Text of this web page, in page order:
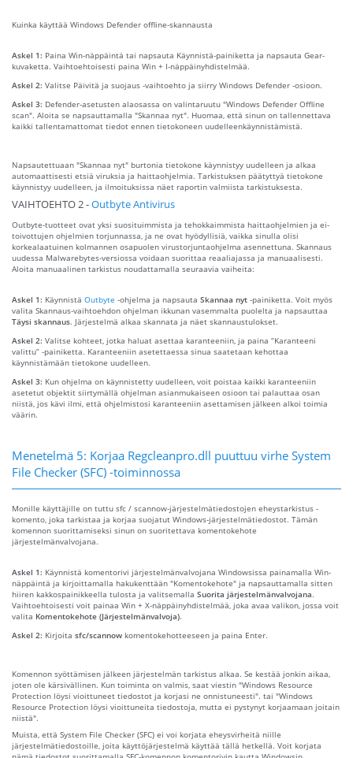
Kuinka käyttää Windows Defender offline-skannausta
Askel 1: Paina Win-näppäintä tai napsauta Käynnistä-painiketta ja napsauta Gear-
kuvaketta. Vaihtoehtoisesti paina Win + I-näppäinyhdistelmää.
Askel 2: Valitse Päivitä ja suojaus -vaihtoehto ja siirry Windows Defender -osioon.
Askel 3: Defender-asetusten alaosassa on valintaruutu "Windows Defender Offline
scan". Aloita se napsauttamalla "Skannaa nyt". Huomaa, että sinun on tallennettava
kaikki tallentamattomat tiedot ennen tietokoneen uudelleenkäynnistämistä.
Napsautettuaan "Skannaa nyt" burtonia tietokone käynnistyy uudelleen ja alkaa
automaattisesti etsiä viruksia ja haittaohjelmia. Tarkistuksen päätyttyä tietokone
käynnistyy uudelleen, ja ilmoituksissa näet raportin valmiista tarkistuksesta.
VAIHTOEHTO 2 -Outbyte Antivirus
Outbyte-tuotteet ovat yksi suosituimmista ja tehokkaimmista haittaohjelmien ja ei-
toivottujen ohjelmien torjunnassa, ja ne ovat hyödyllisiä, vaikka sinulla olisi
korkealaatuinen kolmannen osapuolen virustorjuntaohjelma asennettuna. Skannaus
uudessa Malwarebytes-versiossa voidaan suorittaa reaaliajassa ja manuaalisesti.
Aloita manuaalinen tarkistus noudattamalla seuraavia vaiheita:
Askel 1: Käynnistä Outbyte -ohjelma ja napsauta Skannaa nyt -painiketta. Voit myös
valita Skannaus-vaihtoehdon ohjelman ikkunan vasemmalta puolelta ja napsauttaa
Täysi skannaus. Järjestelmä alkaa skannata ja näet skannaustulokset.
Askel 2: Valitse kohteet, jotka haluat asettaa karanteeniin, ja paina “Karanteeni
valittu” -painiketta. Karanteeniin asetettaessa sinua saatetaan kehottaa
käynnistämään tietokone uudelleen.
Askel 3: Kun ohjelma on käynnistetty uudelleen, voit poistaa kaikki karanteeniin
asetetut objektit siirtymällä ohjelman asianmukaiseen osioon tai palauttaa osan
niistä, jos kävi ilmi, että ohjelmistosi karanteeniin asettamisen jälkeen alkoi toimia
väärin.
Menetelmä 5: Korjaa Regcleanpro.dll puuttuu virhe System
File Checker (SFC) -toiminnossa
Monille käyttäjille on tuttu sfc / scannow-järjestelmätiedostojen eheystarkistus -
komento, joka tarkistaa ja korjaa suojatut Windows-järjestelmätiedostot. Tämän
komennon suorittamiseksi sinun on suoritettava komentokehote
järjestelmänvalvojana.
Askel 1: Käynnistä komentorivi järjestelmänvalvojana Windowsissa painamalla Win-
näppäintä ja kirjoittamalla hakukenttään "Komentokehote" ja napsauttamalla sitten
hiiren kakkospainikkeella tulosta ja valitsemalla Suorita järjestelmänvalvojana.
Vaihtoehtoisesti voit painaa Win + X-näppäinyhdistelmää, joka avaa valikon, jossa voit
valita Komentokehote (Järjestelmänvalvoja).
Askel 2: Kirjoita sfc/scannow komentokehotteeseen ja paina Enter.
Komennon syöttämisen jälkeen järjestelmän tarkistus alkaa. Se kestää jonkin aikaa,
joten ole kärsivällinen. Kun toiminta on valmis, saat viestin "Windows Resource
Protection löysi vioittuneet tiedostot ja korjasi ne onnistuneesti". tai "Windows
Resource Protection löysi vioittuneita tiedostoja, mutta ei pystynyt korjaamaan joitain
niistä".
Muista, että System File Checker (SFC) ei voi korjata eheysvirheitä niille
järjestelmätiedostoille, joita käyttöjärjestelmä käyttää tällä hetkellä. Voit korjata